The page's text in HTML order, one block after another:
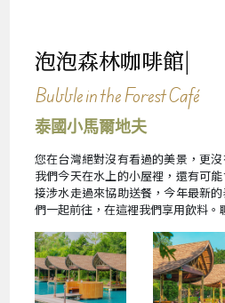
泡泡森林咖啡館|
Bubble in the Forest Café
泰國小馬爾地夫
您在台灣絕對沒有看過的美景，更
我們今天在水上的小屋裡，還有可
接涉水走過來協助送餐，今年最新
們一起前往，在這裡我們享用飲料。